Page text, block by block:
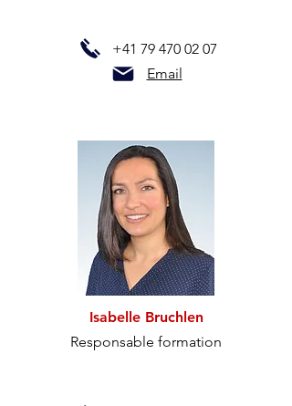
+41 79 470 02 07
Email
Isabelle Bruchlen
Responsable formation